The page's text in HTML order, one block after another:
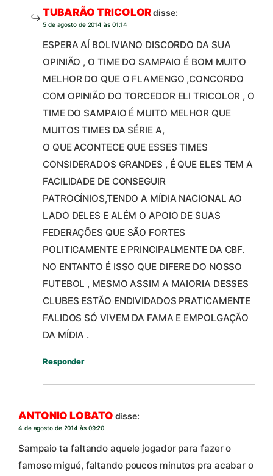
TUBARÃO TRICOLORdisse:
5 de agosto de 2014 às 01:14
ESPERA AÍ BOLIVIANO DISCORDO DA SUA
OPINIÃO , O TIME DO SAMPAIO É BOM MUITO
MELHOR DO QUE O FLAMENGO ,CONCORDO
COM OPINIÃO DO TORCEDOR ELI TRICOLOR , O
TIME DO SAMPAIO É MUITO MELHOR QUE
MUITOS TIMES DA SÉRIE A,
O QUE ACONTECE QUE ESSES TIMES
CONSIDERADOS GRANDES , É QUE ELES TEM A
FACILIDADE DE CONSEGUIR
PATROCÍNIOS,TENDO A MÍDIA NACIONAL AO
LADO DELES E ALÉM O APOIO DE SUAS
FEDERAÇÕES QUE SÃO FORTES
POLITICAMENTE E PRINCIPALMENTE DA CBF.
NO ENTANTO É ISSO QUE DIFERE DO NOSSO
FUTEBOL , MESMO ASSIM A MAIORIA DESSES
CLUBES ESTÃO ENDIVIDADOS PRATICAMENTE
FALIDOS SÓ VIVEM DA FAMA E EMPOLGAÇÃO
DA MÍDIA .
Responder
ANTONIO LOBATO disse:
4 de agosto de 2014 às 09:20
Sampaio ta faltando aquele jogador para fazer o
famoso migué, faltando poucos minutos pra acabar o